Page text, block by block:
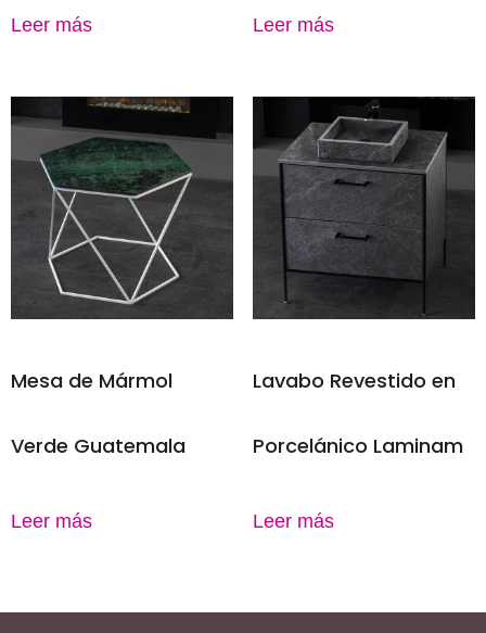
Leer más Leer más
Mesa de Mármol
Verde Guatemala
Leer más
Lavabo Revestido en
Porcelánico Laminam
Leer más